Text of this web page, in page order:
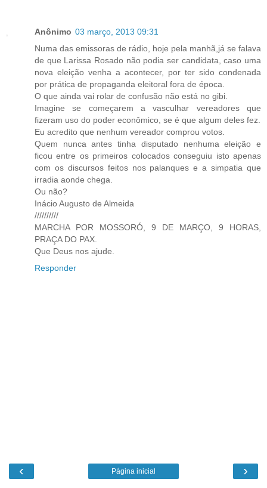
Anônimo 03 março, 2013 09:31
Numa das emissoras de rádio, hoje pela manhã,já se falava
de que Larissa Rosado não podia ser candidata, caso uma
nova eleição venha a acontecer, por ter sido condenada
por prática de propaganda eleitoral fora de época.
O que ainda vai rolar de confusão não está no gibi.
Imagine se começarem a vasculhar vereadores que
fizeram uso do poder econômico, se é que algum deles fez.
Eu acredito que nenhum vereador comprou votos.
Quem nunca antes tinha disputado nenhuma eleição e
ficou entre os primeiros colocados conseguiu isto apenas
com os discursos feitos nos palanques e a simpatia que
irradia aonde chega.
Ou não?
Inácio Augusto de Almeida
//////////
MARCHA POR MOSSORÓ, 9 DE MARÇO, 9 HORAS,
PRAÇA DO PAX.
Que Deus nos ajude.
Responder
‹ ›
Página inicial